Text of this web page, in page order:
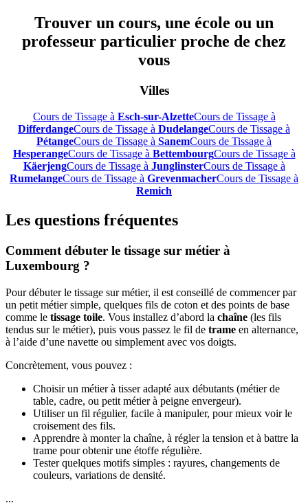
Trouver un cours, une école ou un
professeur particulier proche de chez
vous
Villes
Cours de Tissage à Esch-sur-AlzetteCours de Tissage à
DifferdangeCours de Tissage à DudelangeCours de Tissage à
PétangeCours de Tissage à SanemCours de Tissage à
HesperangeCours de Tissage à BettembourgCours de Tissage à
KäerjengCours de Tissage à JunglinsterCours de Tissage à
RumelangeCours de Tissage à GrevenmacherCours de Tissage à
Remich
Les questions fréquentes
Comment débuter le tissage sur métier à
Luxembourg ?
Pour débuter le tissage sur métier, il est conseillé de commencer par
un petit métier simple, quelques fils de coton et des points de base
comme le tissage toile. Vous installez d’abord la chaîne (les fils
tendus sur le métier), puis vous passez le fil de trame en alternance,
à l’aide d’une navette ou simplement avec vos doigts.
Concrètement, vous pouvez :
Choisir un métier à tisser adapté aux débutants (métier de
table, cadre, ou petit métier à peigne envergeur).
Utiliser un fil régulier, facile à manipuler, pour mieux voir le
croisement des fils.
Apprendre à monter la chaîne, à régler la tension et à battre la
trame pour obtenir une étoffe régulière.
Tester quelques motifs simples : rayures, changements de
couleurs, variations de densité.
...